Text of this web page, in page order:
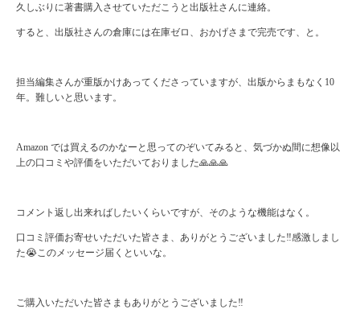
久しぶりに著書購入させていただこうと出版社さんに連絡。
すると、出版社さんの倉庫には在庫ゼロ、おかげさまで完売です、と。
担当編集さんが重版かけあってくださっていますが、出版からまもなく10
年。難しいと思います。
Amazon では買えるのかなーと思ってのぞいてみると、気づかぬ間に想像以
上の口コミや評価をいただいておりました🙏🙏🙏
コメント返し出来ればしたいくらいですが、そのような機能はなく。
口コミ評価お寄せいただいた皆さま、ありがとうございました‼️感激しまし
た😭このメッセージ届くといいな。
ご購入いただいた皆さまもありがとうございました‼️